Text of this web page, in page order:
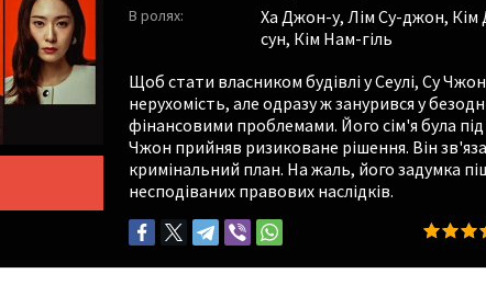
В ролях: Ха Джон-у, Лім Су-джон, Кім
сун, Кім Нам-гіль
Щоб стати власником будівлі у Сеулі, Су
нерухомість, але одразу ж занурився у
фінансовими проблемами. Його сім'я була
Чжон прийняв ризиковане рішення. Він
кримінальний план. На жаль, його задумка
несподіваних правових наслідків.